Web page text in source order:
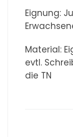
Eignung:
Material:
evtl.
die TN